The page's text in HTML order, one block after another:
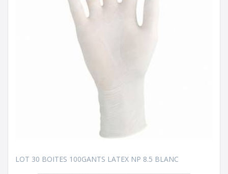
LOT 30 BOITES 100GANTS LATEX NP 8.5 BLANC